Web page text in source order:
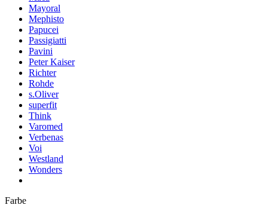
Mayoral
Mephisto
Papucei
Passigiatti
Pavini
Peter Kaiser
Richter
Rohde
s.Oliver
superfit
Think
Varomed
Verbenas
Voi
Westland
Wonders
Farbe